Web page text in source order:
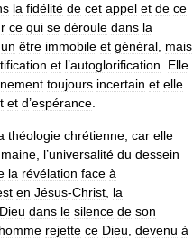
la fidélité de cet appel et de ce
ce qui se déroule dans la
un être immobile et général mais
et l’autoglorification
Elle
toujours incertain et elle
et d’espérance
théologie chrétienne car elle
l’universalité du dessein
la révélation face à
en Jésus-Christ la
Dieu dans le silence de son
homme rejette ce Dieu devenu à